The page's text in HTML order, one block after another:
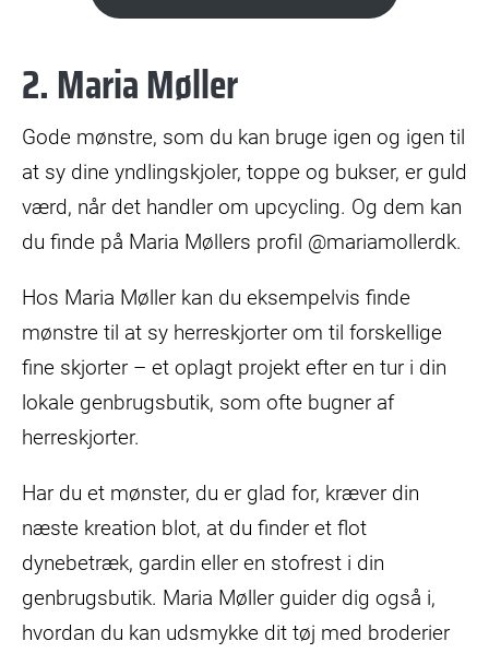
2. Maria Møller
Gode mønstre, som du kan bruge igen og igen til
at sy dine yndlingskjoler, toppe og bukser, er guld
værd, når det handler om upcycling. Og dem kan
du finde på Maria Møllers profil @mariamollerdk.
Hos Maria Møller kan du eksempelvis finde
mønstre til at sy herreskjorter om til forskellige
fine skjorter – et oplagt projekt efter en tur i din
lokale genbrugsbutik, som ofte bugner af
herreskjorter.
Har du et mønster, du er glad for, kræver din
næste kreation blot, at du finder et flot
dynebetræk, gardin eller en stofrest i din
genbrugsbutik. Maria Møller guider dig også i,
hvordan du kan udsmykke dit tøj med broderier